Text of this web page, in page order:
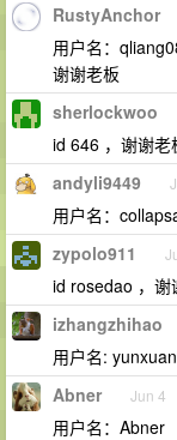
RustyAnchor
用户名：
谢谢老板
sherlockwoo
id 646 ，谢谢老
andyli9449
用户名：
zypolo911
id rosedao ，谢
izhangzhihao
用户名:
Abner Jun 4
用户名：Abner